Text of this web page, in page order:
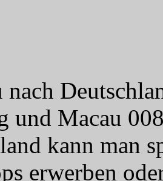
nach
und Macau
kann man
erwerben